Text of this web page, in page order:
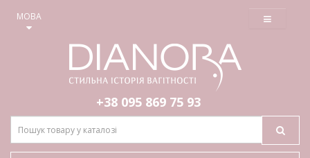
МОВА ≡
+38 095 869 75 93